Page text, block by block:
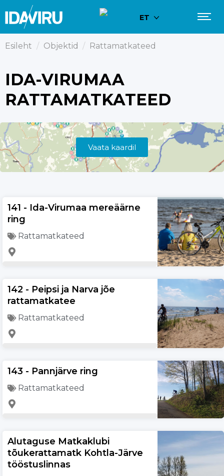
ET
Esileht / Objektid / Rattamatkateed
IDA-VIRUMAA
RATTAMATKATEED
Vaata kaardil
141 - Ida-Virumaa mereäärne
ring
Rattamatkateed
142 - Peipsi ja Narva jõe
rattamatkatee
Rattamatkateed
143 - Pannjärve ring
Rattamatkateed
Alutaguse Matkaklubi
tõukerattamatk Kohtla-Järve
tööstuslinnas